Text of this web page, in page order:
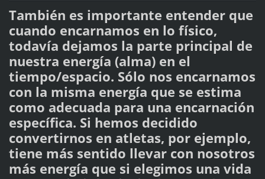
También es importante entender que
cuando encarnamos en lo físico,
todavía dejamos la parte principal de
nuestra energía (alma) en el
tiempo/espacio. Sólo nos encarnamos
con la misma energía que se estima
como adecuada para una encarnación
específica. Si hemos decidido
convertirnos en atletas, por ejemplo,
tiene más sentido llevar con nosotros
más energía que si elegimos una vida